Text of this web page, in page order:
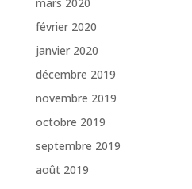
février 2020
janvier 2020
décembre 2019
novembre 2019
octobre 2019
septembre 2019
août 2019